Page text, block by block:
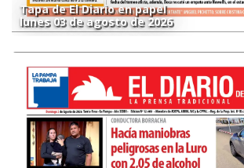
Tapa de El Diario en papel
lunes 03 de agosto de 2026